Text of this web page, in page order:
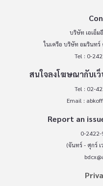
บริษัท เอเอ็ม
ในเครือ บริษัท อมรินทร์
Tel : 0-
สนใจลงโฆษณากับเว็
Tel : 02-
Email :
Report an
0-
(จันทร์ - ศุกร์